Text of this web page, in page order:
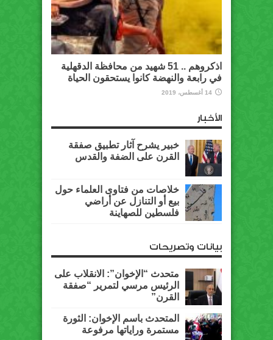
اذكروهم .. 51 شهيد من محافظة الدقهلية
في رابعة والنهضة كانوا يستحقون الحياة
14 أغسطس، 2019
الأخبار
خبير يشرح آثار تطبيق صفقة
القرن على الضفة والقدس
خلاصات من فتاوى العلماء حول
بيع أو التنازل عن أراضي
فلسطين للصهاينة
بيانات وتصريحات
متحدث “الإخوان”: الانقلاب على
الرئيس مرسي لتمرير “صفقة
القرن”
المتحدث باسم الإخوان: الثورة
مستمرة وراياتها مرفوعة